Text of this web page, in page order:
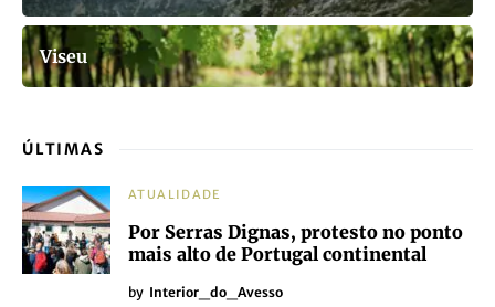
Viseu
ÚLTIMAS
ATUALIDADE
Por Serras Dignas, protesto no ponto
mais alto de Portugal continental
by Interior_do_Avesso